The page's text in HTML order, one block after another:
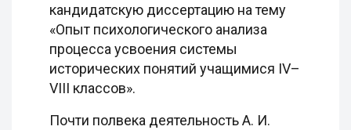
кандидатскую диссертацию на тему
«Опыт психологического анализа
процесса усвоения системы
исторических понятий учащимися IV–
VIII классов».
Почти полвека деятельность А. И.